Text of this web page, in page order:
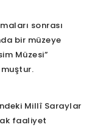
sonrası
bir müzeye
Müzesi”
Millî Saraylar
faaliyet